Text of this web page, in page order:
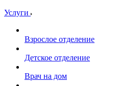
Услуги
Взрослое отделение
Детское отделение
Врач на дом